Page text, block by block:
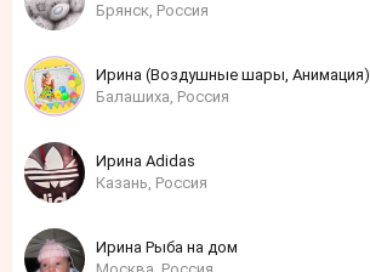
Брянск, Россия
Ирина (Воздушные шары, Анимация)
Балашиха, Россия
Ирина Adidas
Казань, Россия
Ирина Рыба на дом